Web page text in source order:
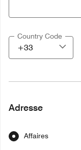
Country Code
Adresse
Affaires